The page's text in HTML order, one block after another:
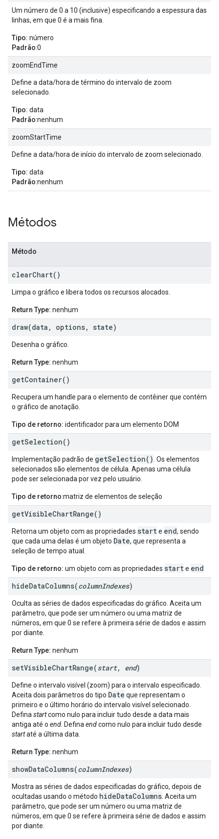
Um número de 0 a 10 (inclusive) especificando a espessura das
linhas, em que 0 é a mais fina.
Tipo: número
Padrão:0
zoomEndTime
Define a data/hora de término do intervalo de zoom
selecionado.
Tipo: data
Padrão:nenhum
zoomStartTime
Define a data/hora de início do intervalo de zoom selecionado.
Tipo: data
Padrão:nenhum
Métodos
Método
clearChart( )
Limpa o gráfico e libera todos os recursos alocados.
Return Type: nenhum
draw(data , options, state)
Desenha o gráfico.
Return Type: nenhum
getContainer( )
Recupera um handle para o elemento de contêiner que contém
o gráfico de anotação.
Tipo de retorno: identificador para um elemento DOM
getSelection( )
Implementação padrão de getSelection() . Os elementos
selecionados são elementos de célula. Apenas uma célula
pode ser selecionada por vez pelo usuário.
Tipo de retorno:matriz de elementos de seleção
getVisibleChartRange( )
Retorna um objeto com as propriedades starte end, sendo
que cada uma delas é um objeto Date, que representa a
seleção de tempo atual.
Tipo de retorno: um objeto com as propriedades starte end
hideDataColumns(columnIndexes)
Oculta as séries de dados especificadas do gráfico. Aceita um
parâmetro, que pode ser um número ou uma matriz de
números, em que 0 se refere à primeira série de dados e assim
por diante.
Return Type: nenhum
setVisibleChartRange(start, end)
Define o intervalo visível (zoom) para o intervalo especificado.
Aceita dois parâmetros do tipo Date que representam o
primeiro e o último horário do intervalo visível selecionado.
Defina startcomo nulo para incluir tudo desde a data mais
antiga até o end . Defina endcomo nulo para incluir tudo desde
startaté a última data.
Return Type: nenhum
showDataColumns(columnIndexes)
Mostra as séries de dados especificadas do gráfico, depois de
ocultadas usando o método hideDataColumns . Aceita um
parâmetro, que pode ser um número ou uma matriz de
números, em que 0 se refere à primeira série de dados e assim
por diante.